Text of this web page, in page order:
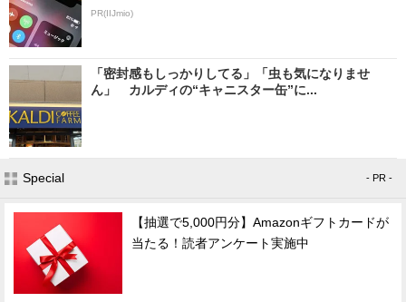
PR(IIJmio)
「密封感もしっかりしてる」「虫も気になりませ
ん」 カルディの“キャニスター缶”に...
Special - PR -
【抽選で5,000円分】Amazonギフトカードが
当たる！読者アンケート実施中